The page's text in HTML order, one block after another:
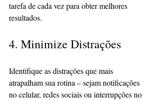
tarefa de cada vez para obter melhores
resultados.
4. Minimize Distrações
Identifique as distrações que mais
atrapalham sua rotina – sejam notificações
no celular, redes sociais ou interrupções no